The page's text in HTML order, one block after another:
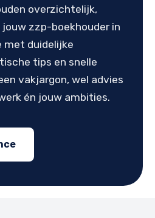
overzichtelijk,
jouw zzp-boekhouder in
met duidelijke
tips en snelle
vakjargon, wel advies
én jouw ambities.